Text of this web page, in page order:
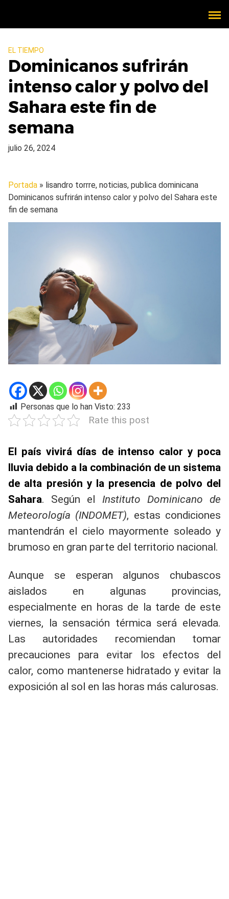
EL TIEMPO
Dominicanos sufrirán
intenso calor y polvo del
Sahara este fin de
semana
julio 26, 2024
Portada » lisandro torrre, noticias, publica dominicana
Dominicanos sufrirán intenso calor y polvo del Sahara este
fin de semana
Personas que lo han Visto: 233
Rate this post
El país vivirá días de intenso calor y poca
lluvia debido a la combinación de un sistema
de alta presión y la presencia de polvo del
Sahara. Según el Instituto Dominicano de
Meteorología (INDOMET), estas condiciones
mantendrán el cielo mayormente soleado y
brumoso en gran parte del territorio nacional.
Aunque se esperan algunos chubascos
aislados en algunas provincias,
especialmente en horas de la tarde de este
viernes, la sensación térmica será elevada.
Las autoridades recomiendan tomar
precauciones para evitar los efectos del
calor, como mantenerse hidratado y evitar la
exposición al sol en las horas más calurosas.